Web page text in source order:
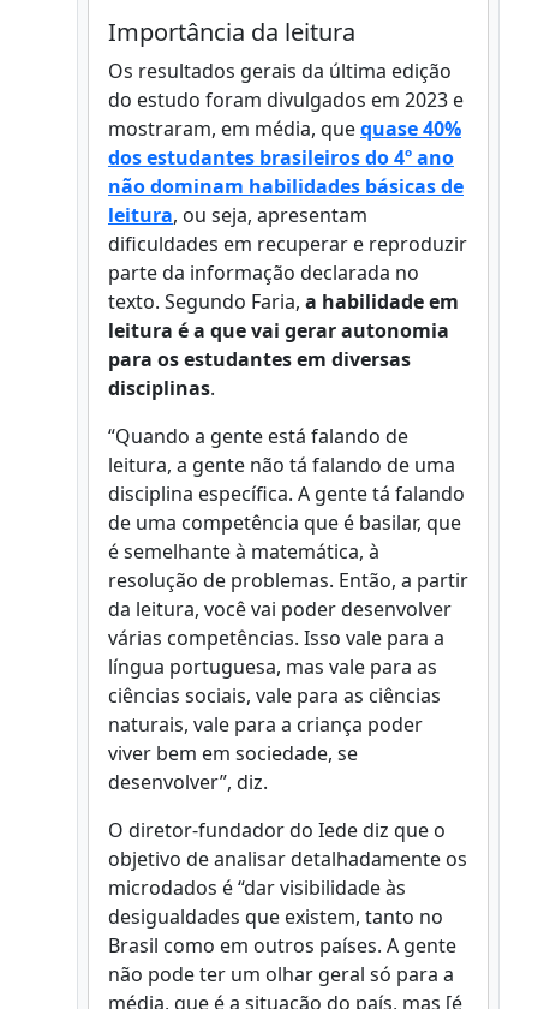
Importância da leitura
Os resultados gerais da última edição
do estudo foram divulgados em 2023 e
mostraram, em média, quequase 40%
dos estudantes brasileiros do 4º ano
não dominam habilidades básicas de
leitura, ou seja, apresentam
dificuldades em recuperar e reproduzir
parte da informação declarada no
texto. Segundo Faria, a habilidade em
leitura é a que vai gerar autonomia
para os estudantes em diversas
disciplinas.
“Quando a gente está falando de
leitura, a gente não tá falando de uma
disciplina específica. A gente tá falando
de uma competência que é basilar, que
é semelhante à matemática, à
resolução de problemas. Então, a partir
da leitura, você vai poder desenvolver
várias competências. Isso vale para a
língua portuguesa, mas vale para as
ciências sociais, vale para as ciências
naturais, vale para a criança poder
viver bem em sociedade, se
desenvolver”, diz.
O diretor-fundador do Iede diz que o
objetivo de analisar detalhadamente os
microdados é “dar visibilidade às
desigualdades que existem, tanto no
Brasil como em outros países. A gente
não pode ter um olhar geral só para a
média, que é a situação do país, mas [é